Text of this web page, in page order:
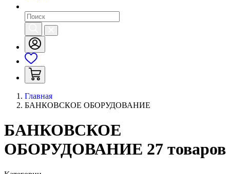
Главная
БАНКОВСКОЕ ОБОРУДОВАНИЕ
БАНКОВСКОЕ
ОБОРУДОВАНИЕ 27 товаров